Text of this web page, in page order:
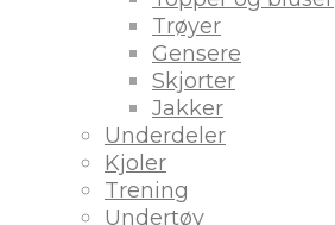
Trøyer
Gensere
Skjorter
Jakker
Underdeler
Kjoler
Trening
Undertøy